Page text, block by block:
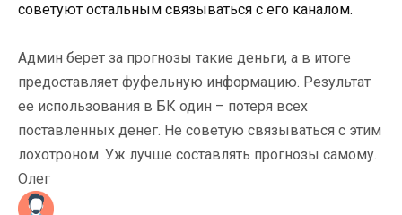
советуют остальным связываться с его каналом.
Админ берет за прогнозы такие деньги, а в итоге
предоставляет фуфельную информацию. Результат
ее использования в БК один – потеря всех
поставленных денег. Не советую связываться с этим
лохотроном. Уж лучше составлять прогнозы самому.
Олег